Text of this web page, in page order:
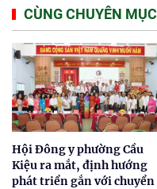
CÙNG CHUYÊN MỤC
Hội Đông y phường Cầu
Kiệu ra mắt, định hướng
phát triển gắn với chuyển